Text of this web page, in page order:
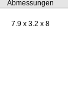
Abmessungen
7.9 x 3.2 x 8